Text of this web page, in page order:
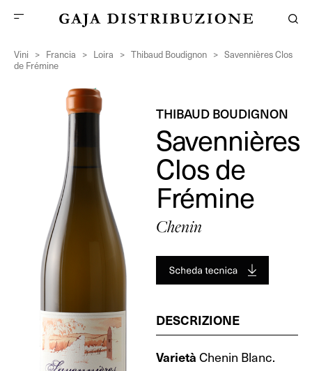
Vini > Francia > Loira > Thibaud Boudignon > Savennières Clos
de Frémine
THIBAUD BOUDIGNON
Savennières
Clos de
Frémine
Chenin
DESCRIZIONE
Varietà Chenin Blanc.